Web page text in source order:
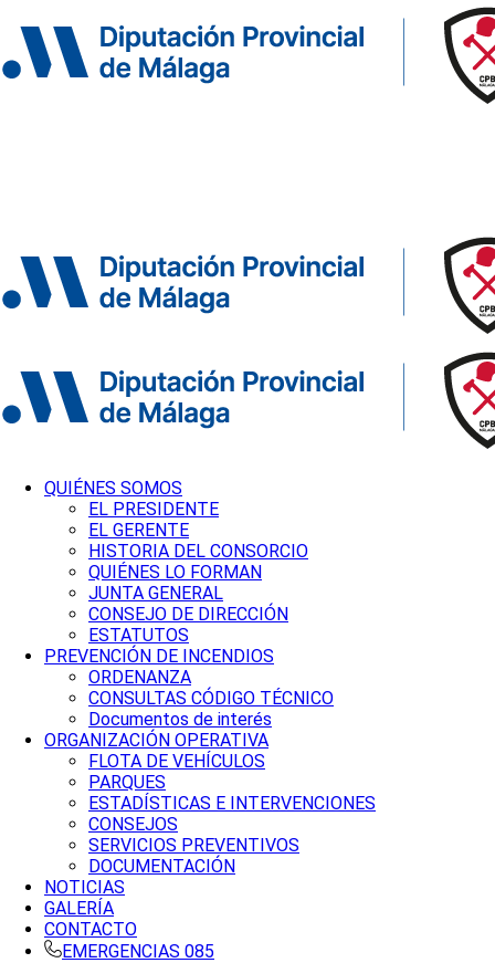
QUIÉNES SOMOS
EL PRESIDENTE
EL GERENTE
HISTORIA DEL CONSORCIO
QUIÉNES LO FORMAN
JUNTA GENERAL
CONSEJO DE DIRECCIÓN
ESTATUTOS
PREVENCIÓN DE INCENDIOS
ORDENANZA
CONSULTAS CÓDIGO TÉCNICO
Documentos de interés
ORGANIZACIÓN OPERATIVA
FLOTA DE VEHÍCULOS
PARQUES
ESTADÍSTICAS E INTERVENCIONES
CONSEJOS
SERVICIOS PREVENTIVOS
DOCUMENTACIÓN
NOTICIAS
GALERÍA
CONTACTO
EMERGENCIAS 085